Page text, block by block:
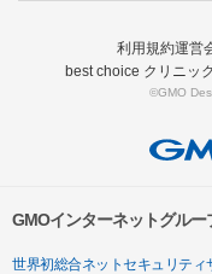
利用規約運営
best choice クリニッ
©GMO
GMOインターネットグル
世界初総合ネットセキュリティ